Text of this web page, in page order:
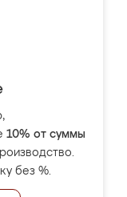
10% от суммы
без %.